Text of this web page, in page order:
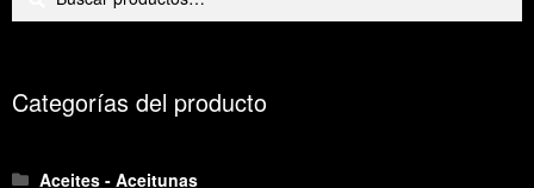
Categorías del producto
Aceites - Aceitunas